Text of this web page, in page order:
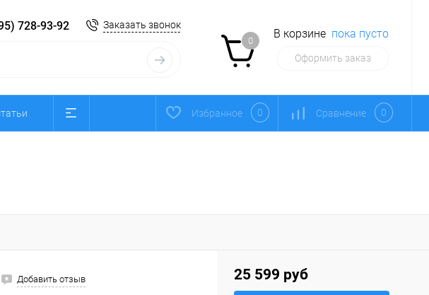
728-93-92 Заказать звонок
0
В корзине пока пусто
Оформить заказ
Избранное 0 Сравнение 0
Добавить отзыв 25 599 руб